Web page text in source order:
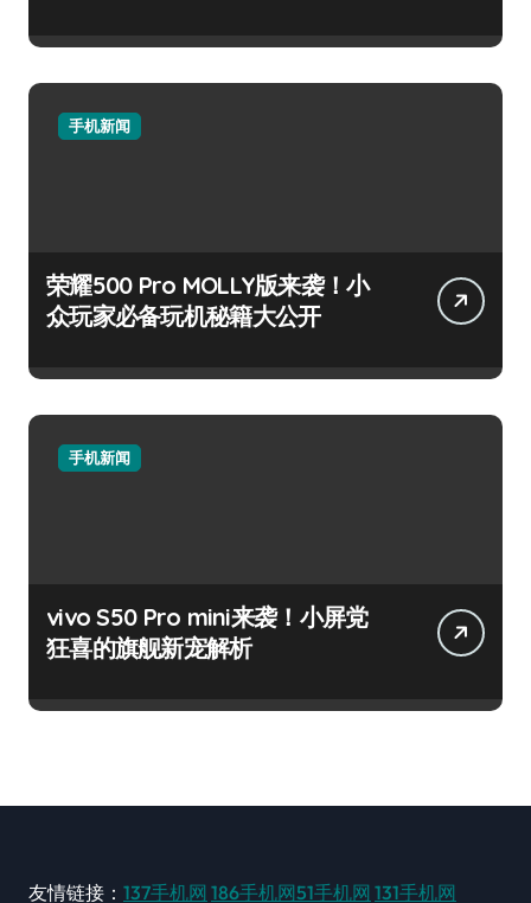
手机新闻
荣耀500 Pro MOLLY版来袭！小
众玩家必备玩机秘籍大公开
手机新闻
vivo S50 Pro mini来袭！小屏党
狂喜的旗舰新宠解析
友情链接： 137手机网 186手机网51手机网 131手机网